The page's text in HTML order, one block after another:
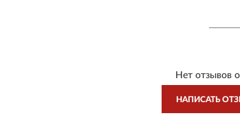
Нет отзывов
НАПИСАТЬ